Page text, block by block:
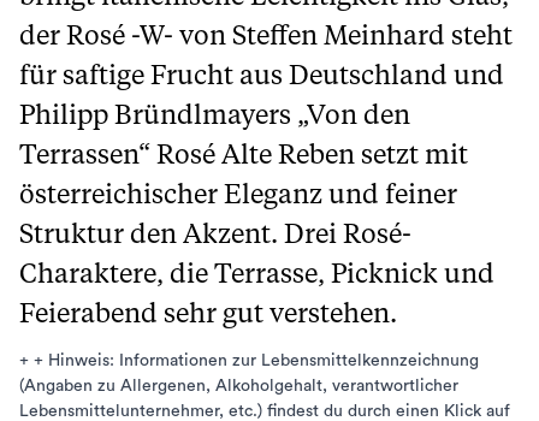
der Rosé -W- von Steffen Meinhard steht
für saftige Frucht aus Deutschland und
Philipp Bründlmayers „Von den
Terrassen“ Rosé Alte Reben setzt mit
österreichischer Eleganz und feiner
Struktur den Akzent. Drei Rosé-
Charaktere, die Terrasse, Picknick und
Feierabend sehr gut verstehen.
+ + Hinweis: Informationen zur Lebensmittelkennzeichnung
(Angaben zu Allergenen, Alkoholgehalt, verantwortlicher
Lebensmittelunternehmer, etc.) findest du durch einen Klick auf